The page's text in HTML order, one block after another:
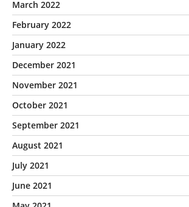
March 2022
February 2022
January 2022
December 2021
November 2021
October 2021
September 2021
August 2021
July 2021
June 2021